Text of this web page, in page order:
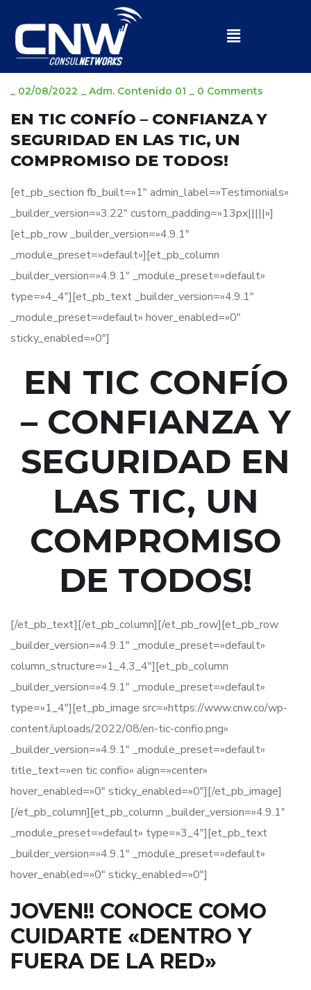
UNCATEGORIZED
_ 02/08/2022 _ Adm. Contenido 01 _ 0 Comments
EN TIC CONFÍO – CONFIANZA Y
SEGURIDAD EN LAS TIC, UN
COMPROMISO DE TODOS!
[et_pb_section fb_built=»1″ admin_label=»Testimonials»
_builder_version=»3.22″ custom_padding=»13px|||||»]
[et_pb_row _builder_version=»4.9.1″
_module_preset=»default»][et_pb_column
_builder_version=»4.9.1″ _module_preset=»default»
type=»4_4″][et_pb_text _builder_version=»4.9.1″
_module_preset=»default» hover_enabled=»0″
sticky_enabled=»0″]
EN TIC CONFÍO
– CONFIANZA Y
SEGURIDAD EN
LAS TIC, UN
COMPROMISO
DE TODOS!
[/et_pb_text][/et_pb_column][/et_pb_row][et_pb_row
_builder_version=»4.9.1″ _module_preset=»default»
column_structure=»1_4,3_4″][et_pb_column
_builder_version=»4.9.1″ _module_preset=»default»
type=»1_4″][et_pb_image src=»https://www.cnw.co/wp-
content/uploads/2022/08/en-tic-confio.png»
_builder_version=»4.9.1″ _module_preset=»default»
title_text=»en tic confio» align=»center»
hover_enabled=»0″ sticky_enabled=»0″][/et_pb_image]
[/et_pb_column][et_pb_column _builder_version=»4.9.1″
_module_preset=»default» type=»3_4″][et_pb_text
_builder_version=»4.9.1″ _module_preset=»default»
hover_enabled=»0″ sticky_enabled=»0″]
JOVEN!! CONOCE COMO
CUIDARTE «DENTRO Y
FUERA DE LA RED»